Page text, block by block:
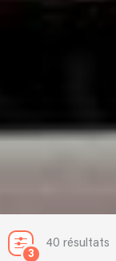
3
40 résultats